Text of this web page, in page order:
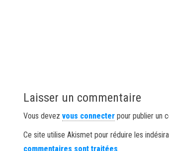
Laisser un commentaire
Vous devezvous connecter pour publier un
Ce site utilise Akismet pour réduire les
commentaires sont traitées.